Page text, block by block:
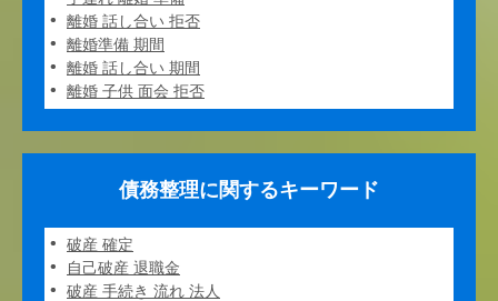
離婚 話し合い 拒否
離婚準備 期間
離婚 話し合い 期間
離婚 子供 面会 拒否
債務整理に関するキーワード
破産 確定
自己破産 退職金
破産 手続き 流れ 法人